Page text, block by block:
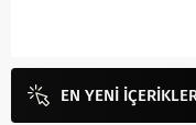
EN YENİ